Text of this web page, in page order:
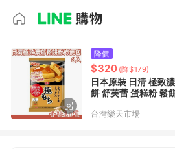
降價
$320 (降$179)
日本原裝 日清 極致
餅 舒芙蕾 蛋糕粉 鬆
台灣樂天市場